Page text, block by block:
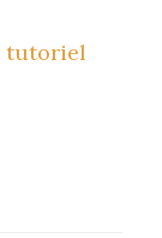
tutoriel